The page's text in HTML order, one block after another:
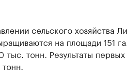
сельского хозяйства
на площади 151
тыс. тонн. Результаты